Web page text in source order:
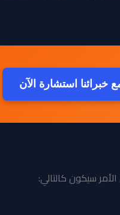
خبرائنا استشارة الآن
سيكون كالتالي: